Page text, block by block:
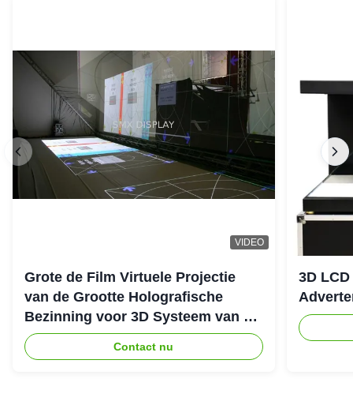
VIDEO
Grote de Film Virtuele Projectie
van de Grootte Holografische
Bezinning voor 3D Systeem van de
Hologramprojector
Contact nu
3D